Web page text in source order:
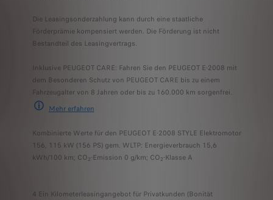
Die Leasingsonderzahlung kann durch eine staatliche
Förderprämie kompensiert werden. Die Förderung ist nicht
Bestandteil des Leasingvertrags.
Inklusive PEUGEOT CARE: Fahren Sie den PEUGEOT E-2008 mit
dem Besonderen Schutz von PEUGEOT CARE bis zu einem
Fahrzeugalter von 8 Jahren oder bis zu 160.000 km sorgenfrei.
Mehr erfahren
Kombinierte Werte für den PEUGEOT E-2008 STYLE Elektromotor
156, 115 kW (156 PS) gem. WLTP: Energieverbrauch 15,6
kWh/100 km; CO2-Emission 0 g/km; CO2-Klasse A
4 Ein Kilometerleasingangebot für Privatkunden (Bonität